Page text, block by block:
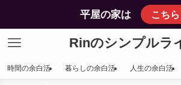
平屋の家は こちら
Rinのシンプルラ
時間の余白活 暮らしの余白活 人生の余白活